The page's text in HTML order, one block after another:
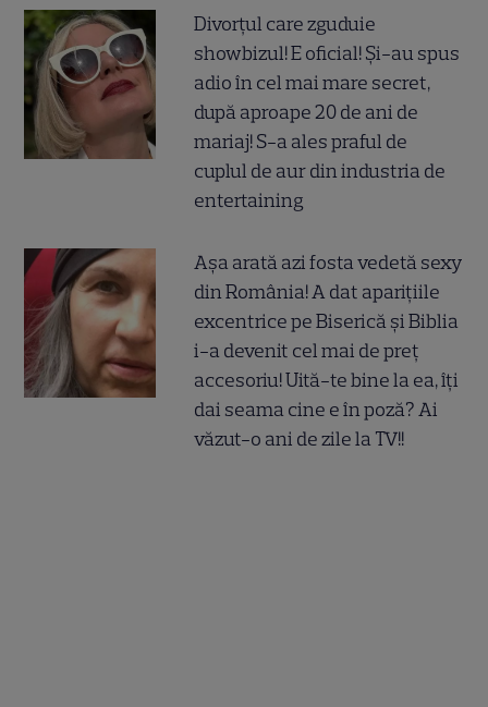
Divorțul care zguduie
showbizul! E oficial! Și-au spus
adio în cel mai mare secret,
după aproape 20 de ani de
mariaj! S-a ales praful de
cuplul de aur din industria de
entertaining
Așa arată azi fosta vedetă sexy
din România! A dat aparițiile
excentrice pe Biserică și Biblia
i-a devenit cel mai de preț
accesoriu! Uită-te bine la ea, îți
dai seama cine e în poză? Ai
văzut-o ani de zile la TV!!